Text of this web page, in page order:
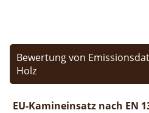
Bewertung von
Holz
EU-Kamineinsatz nach EN